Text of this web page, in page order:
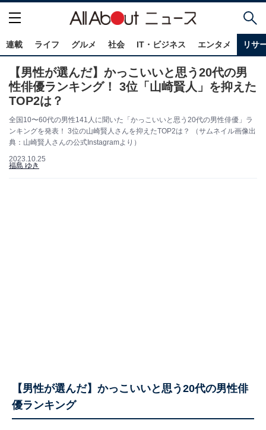
連載 ライフ グルメ 社会 IT・ビジネス エンタメ リサ
【男性が選んだ】かっこいいと思う20代の男
性俳優ランキング！ 3位「山崎賢人」を抑えた
TOP2は？
全国10〜60代の男性141人に聞いた「かっこいいと思う20代の男性俳優」ラ
ンキングを発表！ 3位の山崎賢人さんを抑えたTOP2は？ （サムネイル画像出
典：山崎賢人さんの公式Instagramより）
2023.10.25
福島 ゆき
【男性が選んだ】かっこいいと思う20代の男性俳
優ランキング